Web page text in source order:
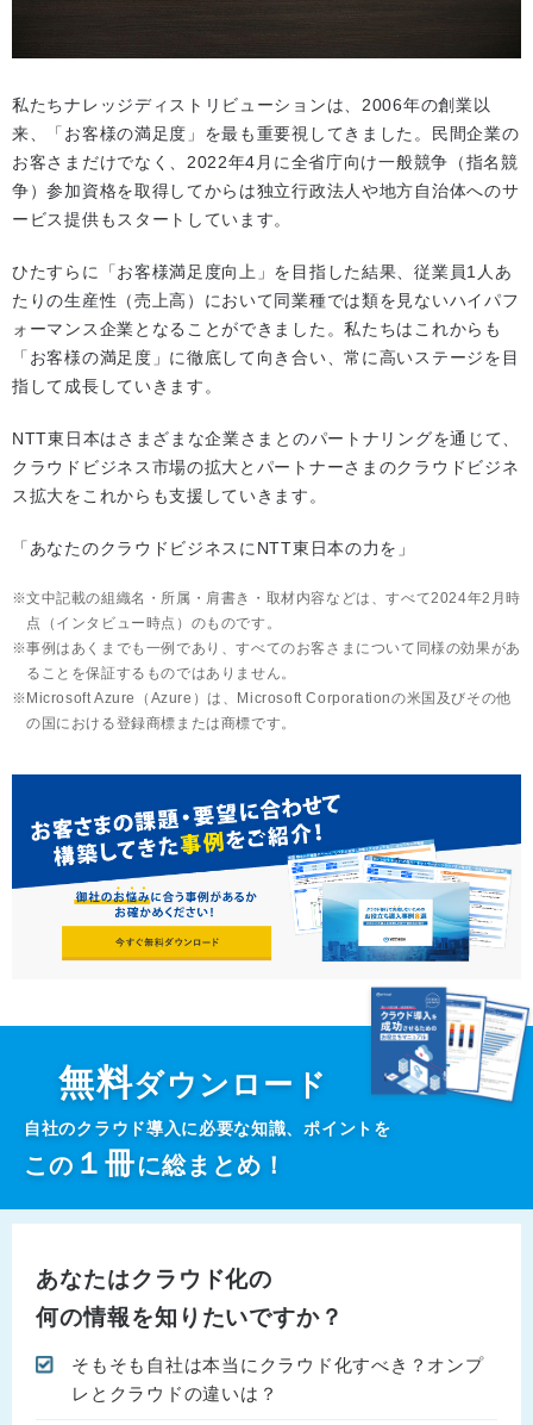
私たちナレッジディストリビューションは、2006年の創業以
来、「お客様の満足度」を最も重要視してきました。民間企業の
お客さまだけでなく、2022年4月に全省庁向け一般競争（指名競
争）参加資格を取得してからは独立行政法人や地方自治体へのサ
ービス提供もスタートしています。
ひたすらに「お客様満足度向上」を目指した結果、従業員1人あ
たりの生産性（売上高）において同業種では類を見ないハイパフ
ォーマンス企業となることができました。私たちはこれからも
「お客様の満足度」に徹底して向き合い、常に高いステージを目
指して成長していきます。
NTT東日本はさまざまな企業さまとのパートナリングを通じて、
クラウドビジネス市場の拡大とパートナーさまのクラウドビジネ
ス拡大をこれからも支援していきます。
「あなたのクラウドビジネスにNTT東日本の力を」
文中記載の組織名・所属・肩書き・取材内容などは、すべて2024年2月時
点（インタビュー時点）のものです。
事例はあくまでも一例であり、すべてのお客さまについて同様の効果があ
ることを保証するものではありません。
Microsoft Azure（Azure）は、Microsoft Corporationの米国及びその他
の国における登録商標または商標です。
無料ダウンロード
自社のクラウド導入に必要な知識、ポイントを
この １冊に総まとめ！
あなたはクラウド化の
何の情報を知りたいですか？
そもそも自社は本当にクラウド化すべき？オンプ
レとクラウドの違いは？